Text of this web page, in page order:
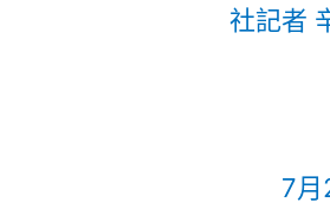
社記者
7月